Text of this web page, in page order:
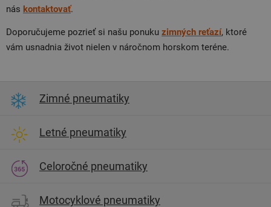
nás kontaktovať.
Doporučujeme pozrieť si našu ponuku zimných reťazí, ktoré
vám usnadnia život nielen v náročnom horskom teréne.
Zimné pneumatiky
Letné pneumatiky
Celoročné pneumatiky
Motocyklové pneumatiky